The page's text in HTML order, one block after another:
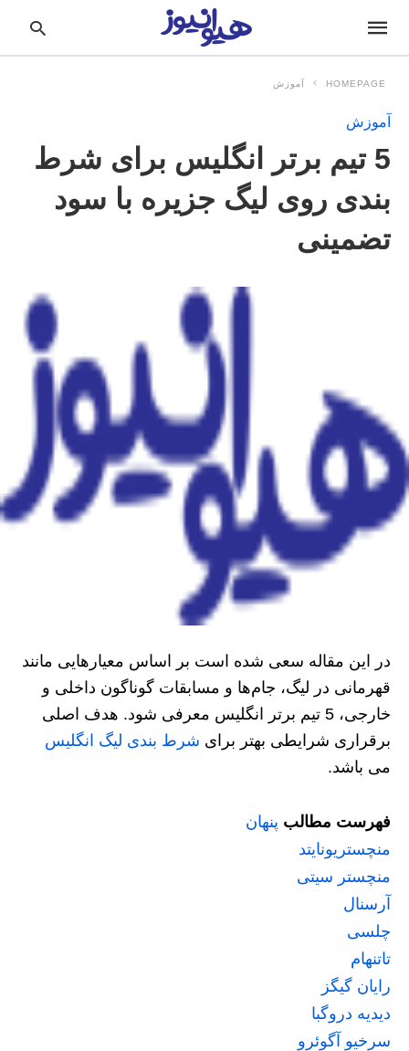
HOMEPAGE آموزش
آموزش
5 تیم برتر انگلیس برای شرط
بندی روی لیگ جزیره با سود
تضمینی
در این مقاله سعی شده است بر اساس معیارهایی مانند
قهرمانی در لیگ، جام‌ها و مسابقات گوناگون داخلی و
خارجی، 5 تیم برتر انگلیس معرفی شود. هدف اصلی
برقراری شرایطی بهتر برای شرط بندی لیگ انگلیس
می باشد.
فهرست مطالب پنهان
منچستریونایتد
منچستر سیتی
آرسنال
چلسی
تاتنهام
رایان گیگز
دیدیه دروگبا
سرخیو آگوئرو